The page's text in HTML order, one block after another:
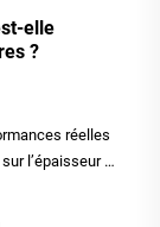
elle
?
réelles
l’épaisseur et